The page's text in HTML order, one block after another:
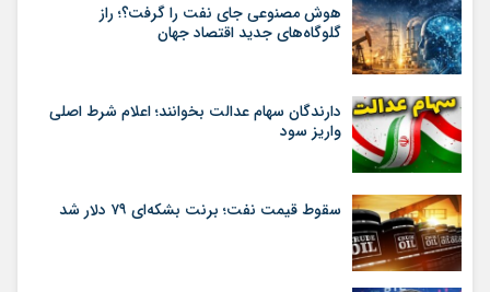
هوش مصنوعی جای نفت را گرفت؟؛ راز
گلوگاه‌های جدید اقتصاد جهان
دارندگان سهام عدالت بخوانند؛ اعلام شرط اصلی
واریز سود
سقوط قیمت نفت؛ برنت بشکه‌ای ۷۹ دلار شد